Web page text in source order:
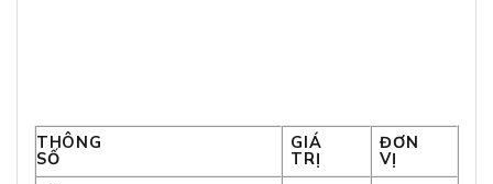
THÔNG
SỐ
GIÁ
TRỊ
ĐƠN
VỊ